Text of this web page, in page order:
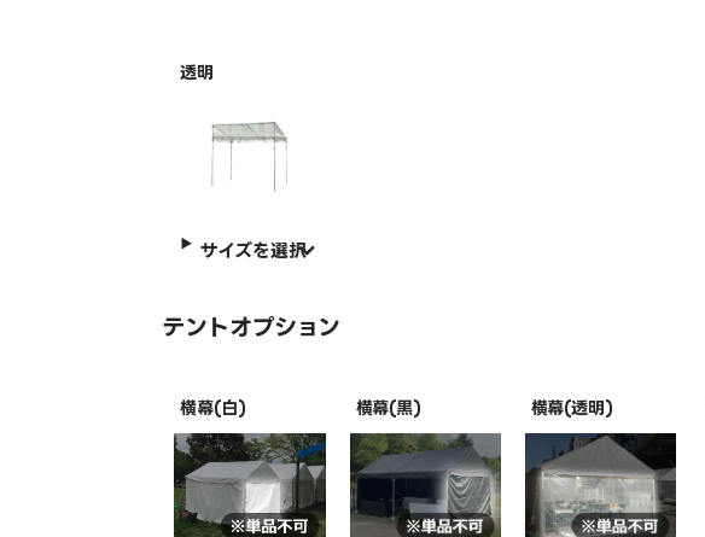
透明
サイズを選択
テントオプション
横幕(白) 横幕(黒) 横幕(透明)